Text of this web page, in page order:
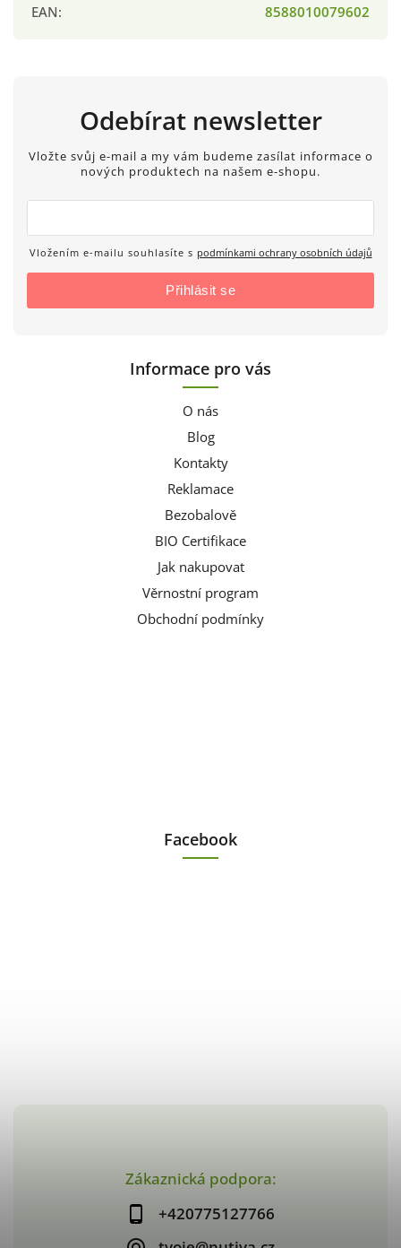
EAN: 8588010079602
Zákaznická podpora:
+420775127766
Odebírat newsletter
Vložte svůj e-mail a my vám budeme zasílat informace o
nových produktech na našem e-shopu.
Vložením e-mailu souhlasíte s podmínkami ochrany osobních údajů
Přihlásit se
Informace pro vás
O nás
Blog
Kontakty
Reklamace
Bezobalově
BIO Certifikace
Jak nakupovat
Věrnostní program
Obchodní podmínky
Facebook